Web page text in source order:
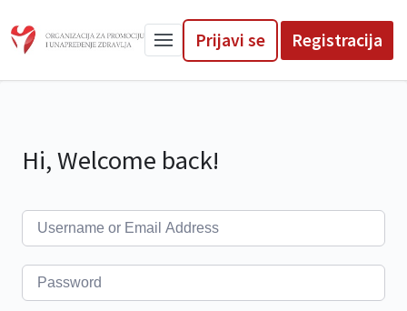
Prijavi se Registracija
Hi, Welcome back!